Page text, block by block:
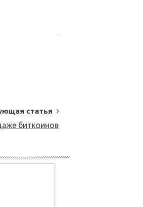
статья
биткоинов